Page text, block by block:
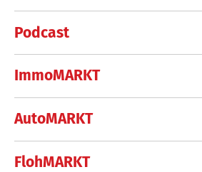
Podcast
ImmoMARKT
AutoMARKT
FlohMARKT